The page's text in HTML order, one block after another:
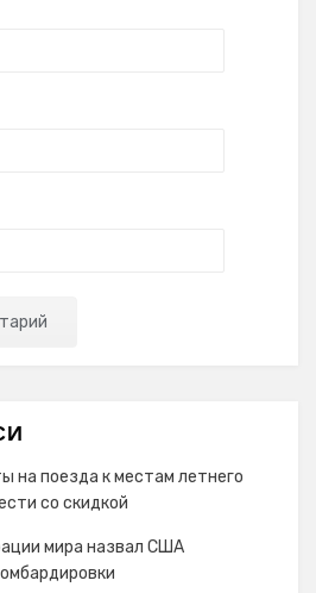
на поезда к местам летнего
со скидкой
мира назвал США